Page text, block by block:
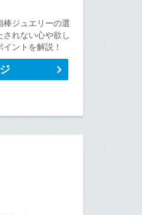
ジュエリーの選
れない心や欲し
ントを解説！